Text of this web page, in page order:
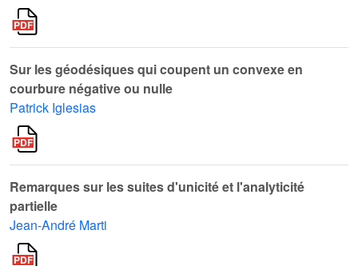
Sur les géodésiques qui coupent un convexe en
courbure négative ou nulle
Patrick Iglesias
Remarques sur les suites d'unicité et l'analyticité
partielle
Jean-André Marti